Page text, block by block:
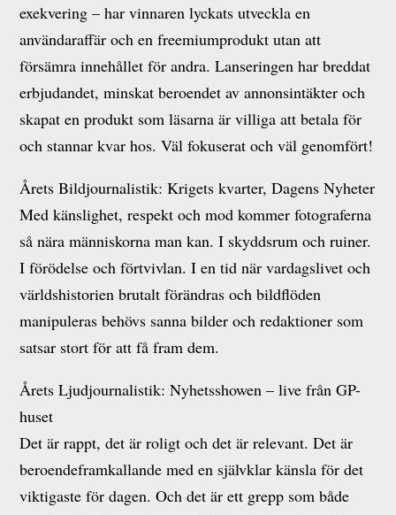
exekvering – har vinnaren lyckats utveckla en
användaraffär och en freemiumprodukt utan att
försämra innehållet för andra. Lanseringen har breddat
erbjudandet, minskat beroendet av annonsintäkter och
skapat en produkt som läsarna är villiga att betala för
och stannar kvar hos. Väl fokuserat och väl genomfört!
Årets Bildjournalistik: Krigets kvarter, Dagens Nyheter
Med känslighet, respekt och mod kommer fotograferna
så nära människorna man kan. I skyddsrum och ruiner.
I förödelse och förtvivlan. I en tid när vardagslivet och
världshistorien brutalt förändras och bildflöden
manipuleras behövs sanna bilder och redaktioner som
satsar stort för att få fram dem.
Årets Ljudjournalistik: Nyhetsshowen – live från GP-
huset
Det är rappt, det är roligt och det är relevant. Det är
beroendeframkallande med en självklar känsla för det
viktigaste för dagen. Och det är ett grepp som både